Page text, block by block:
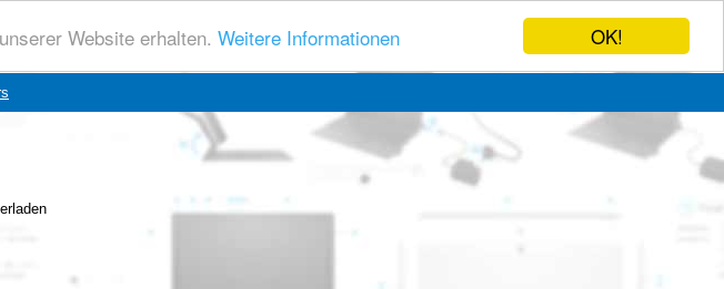
OK!
Website erhalten. Weitere Informationen